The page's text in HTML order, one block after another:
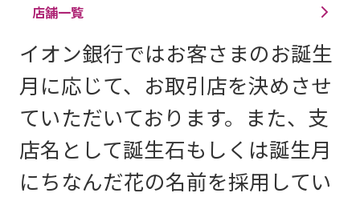
店舗一覧
イオン銀行ではお客さまのお誕生
月に応じて、お取引店を決めさせ
ていただいております。また、支
店名として誕生石もしくは誕生月
にちなんだ花の名前を採用してい